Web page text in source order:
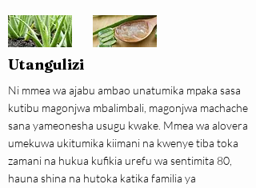
Utangulizi
Ni mmea wa ajabu ambao unatumika mpaka sasa
kutibu magonjwa mbalimbali, magonjwa machache
sana yameonesha usugu kwake. Mmea wa alovera
umekuwa ukitumika kiimani na kwenye tiba toka
zamani na hukua kufikia urefu wa sentimita 80,
hauna shina na hutoka katika familia ya